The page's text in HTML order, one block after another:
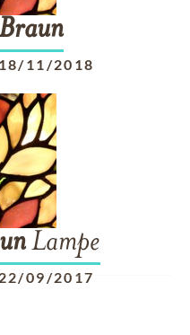
18/11/2018
Lampe
22/09/2017